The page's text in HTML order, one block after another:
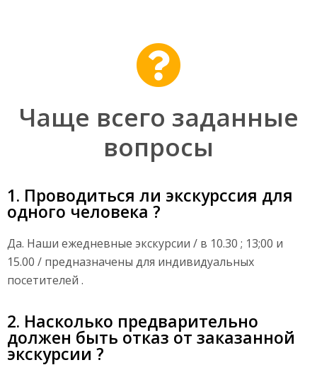
Чаще всего заданные
вопросы
1. Проводиться ли экскурссия для
одного человека ?
Да. Наши ежедневные экскурсии / в 10.30 ; 13;00 и
15.00 / предназначены для индивидуальных
посетителей .
2. Насколько предварительно
должен быть отказ от заказанной
экскурсии ?